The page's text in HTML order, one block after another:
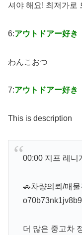
셔야 해요! 최저가로
6:アウトドアー好き
わんこおつ
7:アウトドアー好き
This is description
00:00 지프 레니
🚗차량의뢰/매
더 많은 중고차